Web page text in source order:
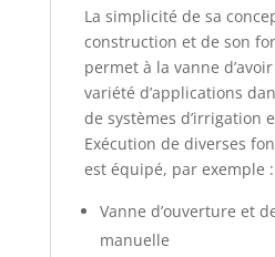
La simplicité de sa
construction et de son
permet à la vanne
variété d’applications
de systèmes d’irrigation
Exécution de diverses
est équipé, par exemple :
Vanne d’ouverture et
manuelle